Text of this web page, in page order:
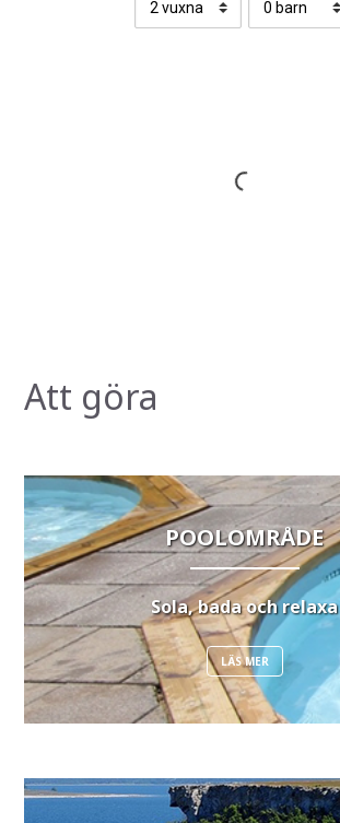
Att göra
POOLOMRÅDE
Sola, bada och relaxa
LÄS MER